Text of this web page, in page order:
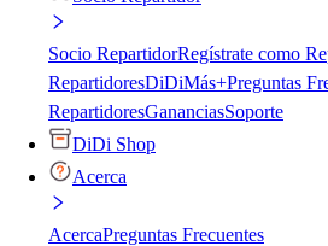
Socio RepartidorRegístrate como
RepartidoresDiDiMás+Preguntas
RepartidoresGananciasSoporte
DiDi Shop
Acerca
AcercaPreguntas Frecuentes